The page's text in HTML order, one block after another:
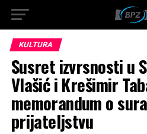
KULTURA
Susret izvrsnosti u
Vlašić i Krešimir
memorandum o
prijateljstvu